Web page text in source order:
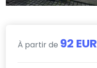
À partir de 92 EUR